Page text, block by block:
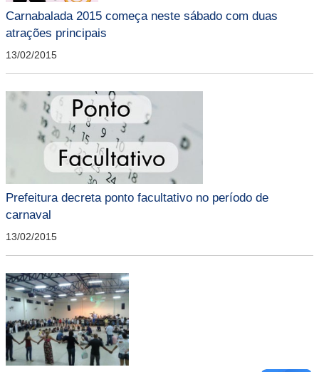
Carnabalada 2015 começa neste sábado com duas
atrações principais
13/02/2015
Prefeitura decreta ponto facultativo no período de
carnaval
13/02/2015